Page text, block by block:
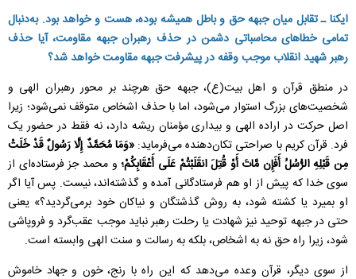
ایکنا ـ تقابل میان جبهه حق و باطل همیشه بوده، هست و خواهد بود. به‌دنبال
تمامی خطاهای محاسباتی دشمن در حذف رهبران جبهه مقاومت، آیا حذف
رهبر شهید انقلاب موجب وقفه در پیشرفت جبهه مقاومت خواهد شد؟
در منطق قرآن و اهل بیت(ع)، جبهه حق هرچند بر محور رهبران الهی و
شخصیت‌های بزرگ استوار می‌شود، اما با حذف اشخاص متوقف نمی‌شود؛ زیرا
اصل حرکت در اراده الهی و بیداری مؤمنان ریشه دارد، نه فقط در حضور یک
فرد. قرآن کریم با صراحتی تکان‌دهنده می‌فرماید:«وَمَا مُحَمَّدٌ إِلَّا رَسُولٌ قَدْ خَلَتْ
مِن قَبْلِهِ الرُّسُلُ أَفَإِن مَّاتَ أَوْ قُتِلَ انقَلَبْتُمْ عَلَى أَعْقَابِکُمْ؛و محمد جز فرستاده‌ای از
سوی خدا که پیش از او هم فرستادگانی آمده و گذشته‌اند، نیست. پس آیا اگر
او بمیرد یا کشته شود، به روش گذشتگان و نیاکان خود برمی‌گردید؟» یعنی
حتی در جبهه توحید نیز شهادت یا رحلت رهبر نباید موجب عقب‌گرد و فروپاشی
شود، زیرا راه حق نه به اشخاص، بلکه به رسالت و سنت الهی وابسته است.
از سوی دیگر، قرآن وعده می‌دهد که این راه با رنج، خون و جهاد خاموش